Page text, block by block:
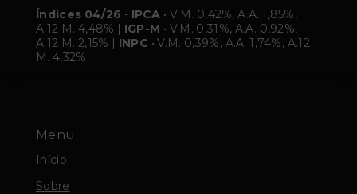
Menu
Início
Sobre
Índices 04/26 - IPCA • V.M. 0,42%, A.A. 1,85%,
A.12 M. 4,48% | IGP-M • V.M. 0,31%, A.A. 0,92%,
A.12 M. 2,15% | INPC • V.M. 0,39%, A.A. 1,74%, A.12
M. 4,32%